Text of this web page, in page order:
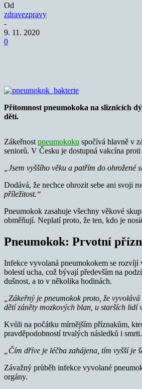
Od
zdravezpravy
-
9. 11. 2020
0
Přítomnost pneumokoka na sliznicích
dětí.
Zákeřnost pneumokoku spočívá hlavně v
seniorů. V Česku je dostupná vakcína
„Jsem vyššího věku a patřím do
Dodává, že nechce ohrozit sebe ani svoji
příležitost.“
Pneumokok zasahuje všechny věkové
obměňují. Neplatí proto, že ten, kdo je
Pneumokok: Prvotní
Infekce vyvolaná pneumokokem se rozvíjí
bolestí ucha, což bývají především na
dušnost, a to v několika hodinách.
„Zákeřný je pneumokok proto, že
dětí záněty mozkových blan, u starších lidí
Kvůli na počátku mírnějším příznakům,
pravděpodobností trvalých následků i smrti.
„Čím dříve je léčba zahájena, tím vyšší je
Závažný průběh infekce vyvolané
orgány.